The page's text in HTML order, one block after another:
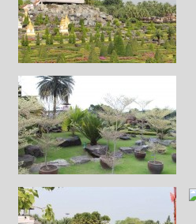
Nong
Nooch 11